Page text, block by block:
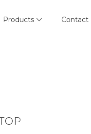
Products Contact